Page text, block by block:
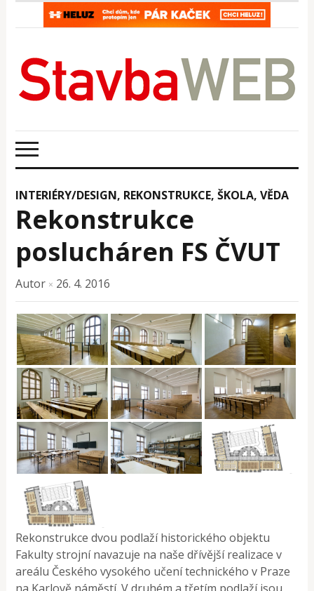
INTERIÉRY/DESIGN, REKONSTRUKCE,ŠKOLA, VĚDA
Rekonstrukce
poslucháren FS ČVUT
Autor × 26. 4. 2016
Rekonstrukce dvou podlaží historického objektu
Fakulty strojní navazuje na naše dřívější realizace v
areálu Českého vysokého učení technického v Praze